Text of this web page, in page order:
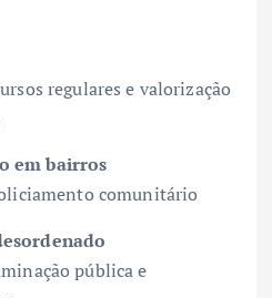
regulares e valorização
em bairros
comunitário
pública e